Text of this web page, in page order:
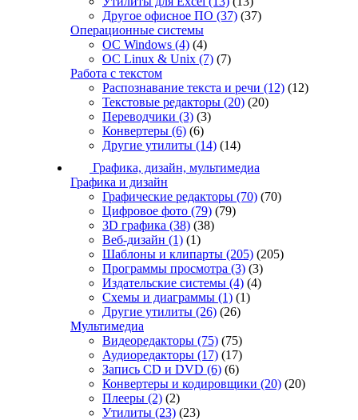
Другое офисное ПО (37) (37)
Операционные системы
ОС Windows (4) (4)
ОС Linux & Unix (7) (7)
Работа с текстом
Распознавание текста и речи (12) (12)
Текстовые редакторы (20) (20)
Переводчики (3) (3)
Конвертеры (6) (6)
Другие утилиты (14) (14)
Графика, дизайн, мультимедиа
Графика и дизайн
Графические редакторы (70) (70)
Цифровое фото (79) (79)
3D графика (38) (38)
Веб-дизайн (1) (1)
Шаблоны и клипарты (205) (205)
Программы просмотра (3) (3)
Издательские системы (4) (4)
Схемы и диаграммы (1) (1)
Другие утилиты (26) (26)
Мультимедиа
Видеоредакторы (75) (75)
Аудиоредакторы (17) (17)
Запись CD и DVD (6) (6)
Конвертеры и кодировщики (20) (20)
Плееры (2) (2)
Утилиты (23) (23)